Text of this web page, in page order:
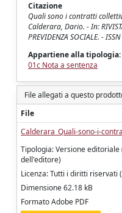
Citazione
Quali sono i contratti
Calderara, Dario. - In:
PREVIDENZA SOCIALE. -
Appartiene alla tipologia:
01c Nota a sentenza
File allegati a questo
File
Calderara_Quali-sono-i-
Tipologia: Versione
dell'editore)
Licenza: Tutti i diritti riservati
Dimensione 62.18 kB
Formato Adobe PDF